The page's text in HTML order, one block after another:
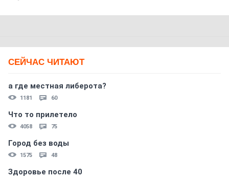
СЕЙЧАС ЧИТАЮТ
а где местная либерота?
1181 60
Что то прилетело
4058 75
Город без воды
1575 48
Здоровье после 40